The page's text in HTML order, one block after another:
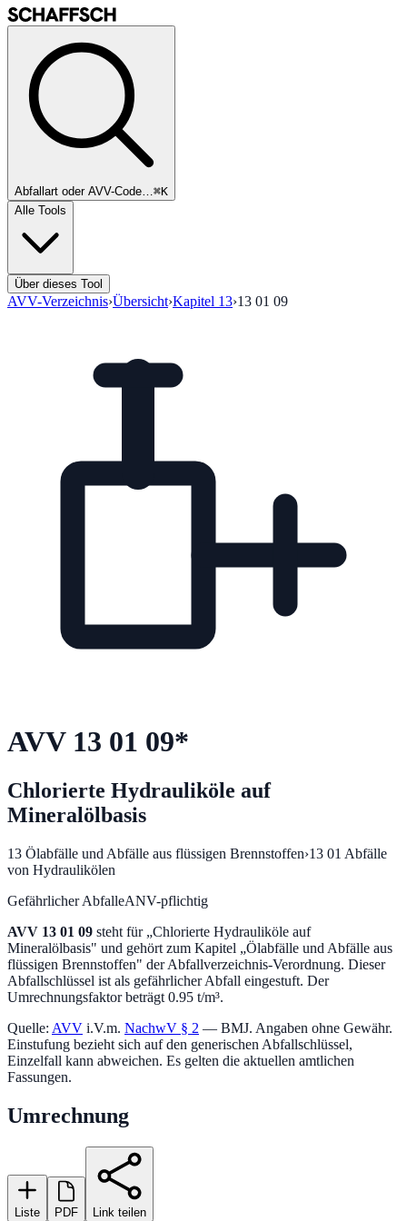
Abfallart oder AVV-Code…⌘K
Alle Tools
Über dieses Tool
AVV-Verzeichnis›Übersicht›Kapitel 13›13 01 09
AVV 13 01 09*
Chlorierte Hydrauliköle auf
Mineralölbasis
13 Ölabfälle und Abfälle aus flüssigen Brennstoffen›13 01 Abfälle
von Hydraulikölen
Gefährlicher AbfalleANV-pflichtig
AVV 13 01 09 steht für „Chlorierte Hydrauliköle auf
Mineralölbasis" und gehört zum Kapitel „Ölabfälle und Abfälle aus
flüssigen Brennstoffen" der Abfallverzeichnis-Verordnung. Dieser
Abfallschlüssel ist als gefährlicher Abfall eingestuft. Der
Umrechnungsfaktor beträgt 0.95 t/m³.
Quelle: AVV i.V.m. NachwV § 2 — BMJ. Angaben ohne Gewähr.
Einstufung bezieht sich auf den generischen Abfallschlüssel,
Einzelfall kann abweichen. Es gelten die aktuellen amtlichen
Fassungen.
Umrechnung
Liste PDF Link teilen